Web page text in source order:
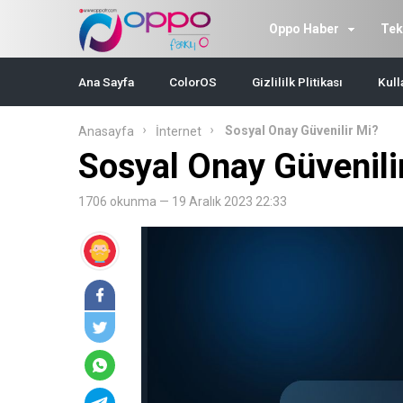
Oppo Haber
Ana Sayfa ColorOS Gizlililk Plitikası
Anasayfa İnternet Sosyal Onay Güvenilir Mi?
Sosyal Onay
1706 okunma — 19 Aralık 2023 22:33